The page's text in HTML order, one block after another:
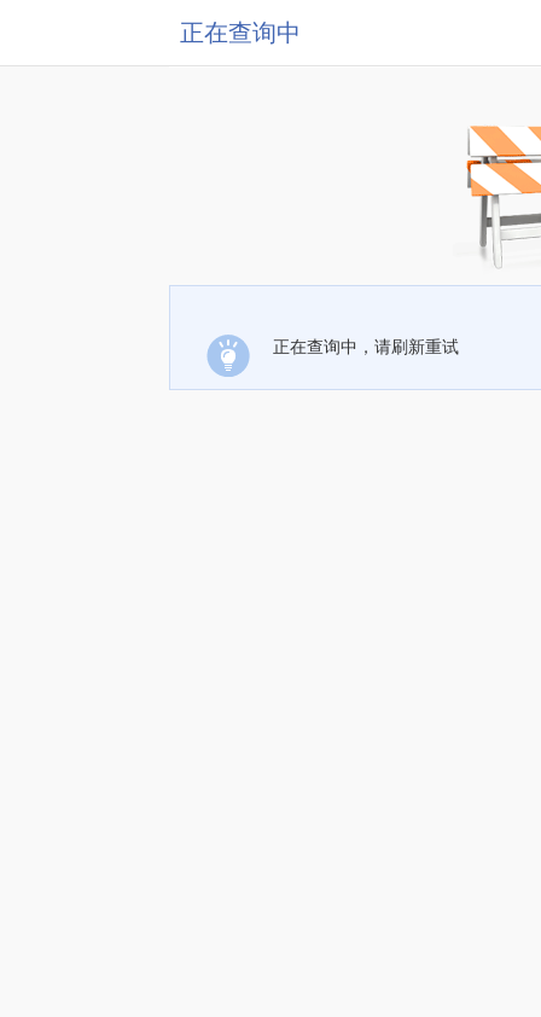
正在查询中
正在查询中，请刷新重试